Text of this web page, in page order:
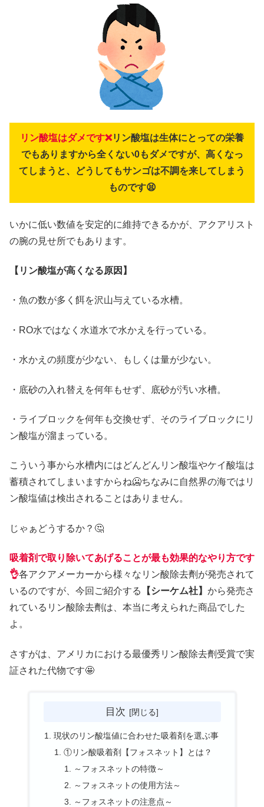
リン酸塩はダメです❌リン酸塩は生体にとっての栄養
でもありますから全くない0もダメですが、高くなっ
てしまうと、どうしてもサンゴは不調を来してしまう
ものです😫
いかに低い数値を安定的に維持できるかが、アクアリスト
の腕の見せ所でもあります。
【リン酸塩が高くなる原因】
・魚の数が多く餌を沢山与えている水槽。
・RO水ではなく水道水で水かえを行っている。
・水かえの頻度が少ない、もしくは量が少ない。
・底砂の入れ替えを何年もせず、底砂が汚い水槽。
・ライブロックを何年も交換せず、そのライブロックにリ
ン酸塩が溜まっている。
こういう事から水槽内にはどんどんリン酸塩やケイ酸塩は
蓄積されてしまいますからね🥶ちなみに自然界の海ではリ
ン酸塩値は検出されることはありません。
じゃぁどうするか？🤔
吸着剤で取り除いてあげることが最も効果的なやり方です
👌各アクアメーカーから様々なリン酸除去劑が発売されて
いるのですが、今回ご紹介する
【シーケム社】 から発売さ
れているリン酸除去劑は、本当に考えられた商品でした
よ。
さすがは、アメリカにおける最優秀リン酸除去劑受賞で実
証された代物です🤩
目次
現状のリン酸塩値に合わせた吸着剤を選ぶ事
①リン酸吸着剤【フォスネット】とは？
～フォスネットの特徴～
～フォスネットの使用方法～
～フォスネットの注意点～